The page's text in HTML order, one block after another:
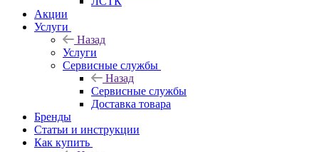
Акции
Услуги
Назад
Услуги
Сервисные службы
Назад
Сервисные службы
Доставка товара
Бренды
Статьи и инструкции
Как купить